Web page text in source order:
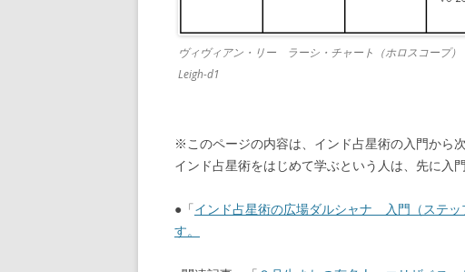
ヴィヴィアン・リー ラーシ・チャート（ホロスコープ
Leigh-d1
※このページの内容は、インド占星術の入門から
インド占星術をはじめて学ぶという人は、先に入
●「インド占星術の広場ダルシャナ 入門（ステ
す。